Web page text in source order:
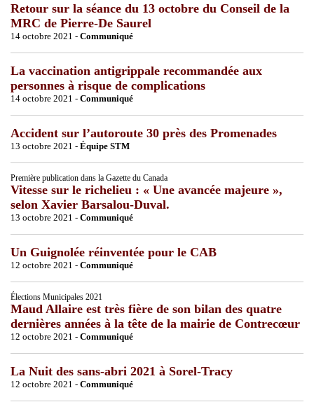
Retour sur la séance du 13 octobre du Conseil de la
MRC de Pierre-De Saurel
14 octobre 2021 - Communiqué
La vaccination antigrippale recommandée aux
personnes à risque de complications
14 octobre 2021 - Communiqué
Accident sur l’autoroute 30 près des Promenades
13 octobre 2021 - Équipe STM
Première publication dans la Gazette du Canada
Vitesse sur le richelieu : « Une avancée majeure »,
selon Xavier Barsalou-Duval.
13 octobre 2021 - Communiqué
Un Guignolée réinventée pour le CAB
12 octobre 2021 - Communiqué
Élections Municipales 2021
Maud Allaire est très fière de son bilan des quatre
dernières années à la tête de la mairie de Contrecœur
12 octobre 2021 - Communiqué
La Nuit des sans-abri 2021 à Sorel-Tracy
12 octobre 2021 - Communiqué